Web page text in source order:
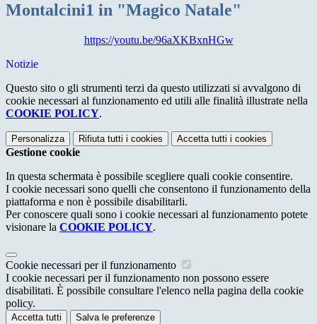
Montalcini1 in "Magico Natale"
https://youtu.be/96aXKBxnHGw
Notizie
Questo sito o gli strumenti terzi da questo utilizzati si avvalgono di
cookie necessari al funzionamento ed utili alle finalità illustrate nella
COOKIE POLICY.
Personalizza Rifiuta tutti i cookies Accetta tutti i cookies
Gestione cookie
In questa schermata è possibile scegliere quali cookie consentire.
I cookie necessari sono quelli che consentono il funzionamento della
piattaforma e non è possibile disabilitarli.
Per conoscere quali sono i cookie necessari al funzionamento potete
visionare la COOKIE POLICY.
Cookie necessari per il funzionamento
I cookie necessari per il funzionamento non possono essere
disabilitati. È possibile consultare l'elenco nella pagina della cookie
policy.
Accetta tutti Salva le preferenze